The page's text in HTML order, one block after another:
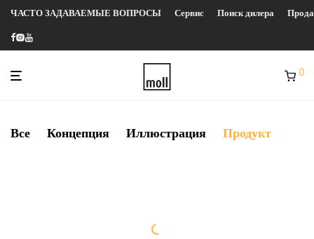
ЧАСТО ЗАДАВАЕМЫЕ ВОПРОСЫ Сервис Поиск дилера
0
Все Концепция Иллюстрация Продукт